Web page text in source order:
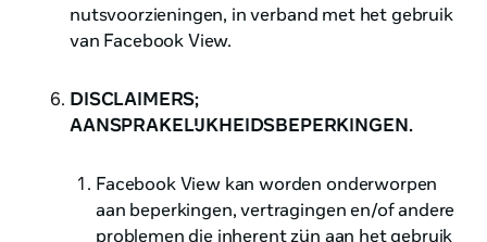
nutsvoorzieningen, in verband met het gebruik
van Facebook View.
DISCLAIMERS;
AANSPRAKELIJKHEIDSBEPERKINGEN.
Facebook View kan worden onderworpen
aan beperkingen, vertragingen en/of andere
problemen die inherent zijn aan het gebruik